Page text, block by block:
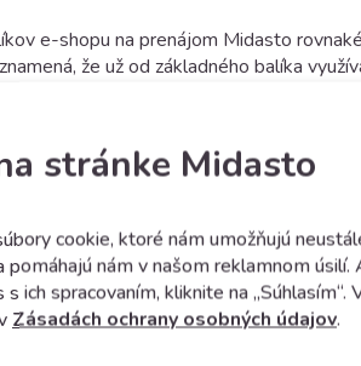
e-shopu na prenájom Midasto
že už od základného balíka
počas 30 dní zadarmo bez
. Ukážky tém e-
Jednoduchý
stránke Midasto
cookie, ktoré nám umožňujú
pomáhajú nám v našom reklamnom úsilí.
ich spracovaním, kliknite na „Súhlasím“.
Zásadách ochrany osobných údajov.